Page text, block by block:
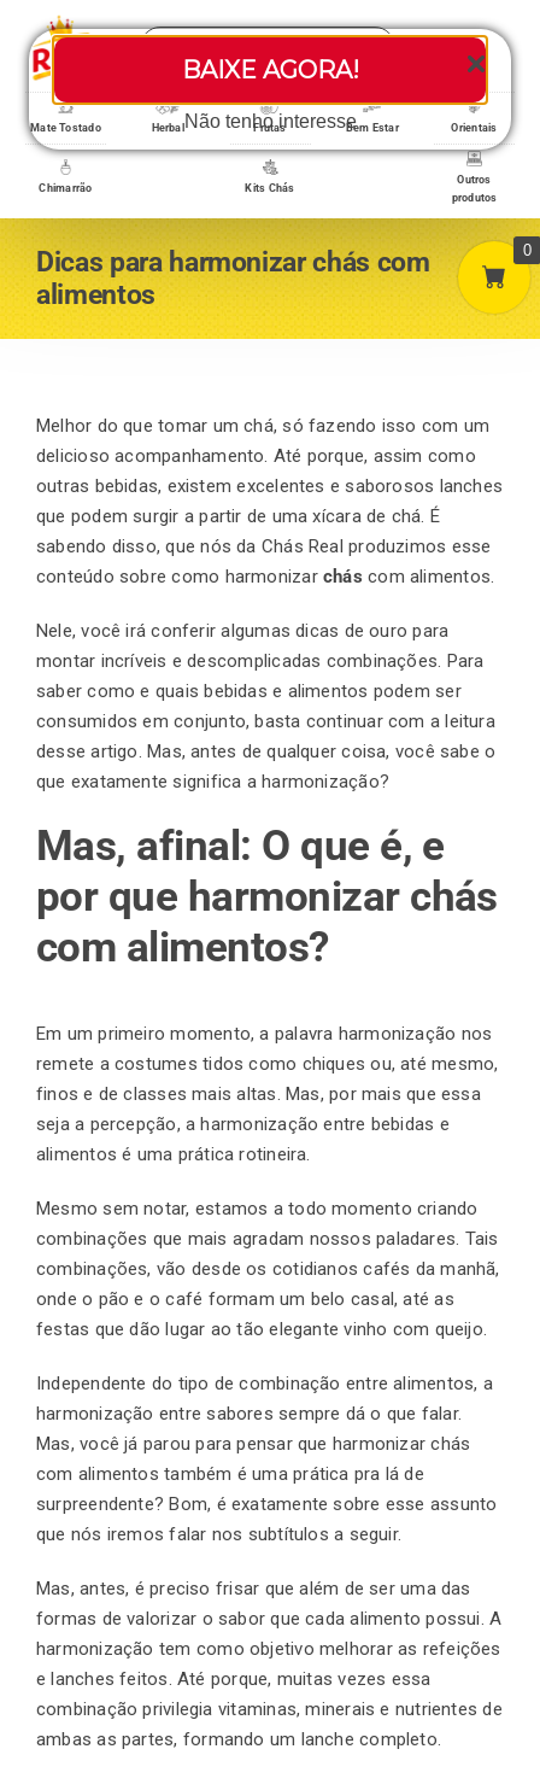
BAIXE AGORA!
Não tenho interesse
content
Search
Toggle
Loja/Produtos
Home
A empresa
Minha conta
Carrinho
Exportação
Contato
Mate Tostado Herbal Frutas Bem Estar Orientais
Chimarrão Kits Chás
Outros
produtos
Dicas para harmonizar chás com
alimentos
Melhor do que tomar um chá, só fazendo isso com um
delicioso acompanhamento. Até porque, assim como
outras bebidas, existem excelentes e saborosos lanches
que podem surgir a partir de uma xícara de chá. É
sabendo disso, que nós da Chás Real produzimos esse
conteúdo sobre como harmonizar chás com alimentos.
Nele, você irá conferir algumas dicas de ouro para
montar incríveis e descomplicadas combinações. Para
saber como e quais bebidas e alimentos podem ser
consumidos em conjunto, basta continuar com a leitura
desse artigo. Mas, antes de qualquer coisa, você sabe o
que exatamente significa a harmonização?
Mas, afinal: O que é, e
por que harmonizar chás
com alimentos?
Em um primeiro momento, a palavra harmonização nos
remete a costumes tidos como chiques ou, até mesmo,
finos e de classes mais altas. Mas, por mais que essa
seja a percepção, a harmonização entre bebidas e
alimentos é uma prática rotineira.
Mesmo sem notar, estamos a todo momento criando
combinações que mais agradam nossos paladares. Tais
combinações, vão desde os cotidianos cafés da manhã,
onde o pão e o café formam um belo casal, até as
festas que dão lugar ao tão elegante vinho com queijo.
Independente do tipo de combinação entre alimentos, a
harmonização entre sabores sempre dá o que falar.
Mas, você já parou para pensar que harmonizar chás
com alimentos também é uma prática pra lá de
surpreendente? Bom, é exatamente sobre esse assunto
que nós iremos falar nos subtítulos a seguir.
Mas, antes, é preciso frisar que além de ser uma das
formas de valorizar o sabor que cada alimento possui. A
harmonização tem como objetivo melhorar as refeições
e lanches feitos. Até porque, muitas vezes essa
combinação privilegia vitaminas, minerais e nutrientes de
ambas as partes, formando um lanche completo.
0